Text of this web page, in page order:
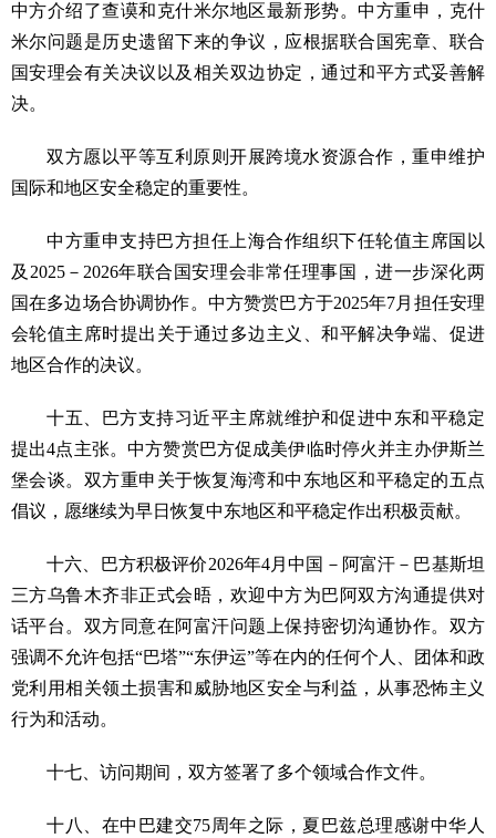
中方介绍了查谟和克什米尔地区最新形势。中方重申，克什
米尔问题是历史遗留下来的争议，应根据联合国宪章、联合
国安理会有关决议以及相关双边协定，通过和平方式妥善解
决。
双方愿以平等互利原则开展跨境水资源合作，重申维护
国际和地区安全稳定的重要性。
中方重申支持巴方担任上海合作组织下任轮值主席国以
及2025－2026年联合国安理会非常任理事国，进一步深化两
国在多边场合协调协作。中方赞赏巴方于2025年7月担任安理
会轮值主席时提出关于通过多边主义、和平解决争端、促进
地区合作的决议。
十五、巴方支持习近平主席就维护和促进中东和平稳定
提出4点主张。中方赞赏巴方促成美伊临时停火并主办伊斯兰
堡会谈。双方重申关于恢复海湾和中东地区和平稳定的五点
倡议，愿继续为早日恢复中东地区和平稳定作出积极贡献。
十六、巴方积极评价2026年4月中国－阿富汗－巴基斯坦
三方乌鲁木齐非正式会晤，欢迎中方为巴阿双方沟通提供对
话平台。双方同意在阿富汗问题上保持密切沟通协作。双方
强调不允许包括“巴塔”“东伊运”等在内的任何个人、团体和政
党利用相关领土损害和威胁地区安全与利益，从事恐怖主义
行为和活动。
十七、访问期间，双方签署了多个领域合作文件。
十八、在中巴建交75周年之际，夏巴兹总理感谢中华人